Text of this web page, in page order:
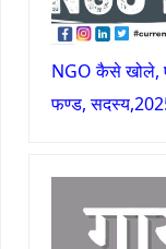
NGO कैसे खोले,
फण्ड,